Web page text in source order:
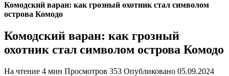
Комодский варан: как грозный охотник стал символом
острова Комодо
Комодский варан: как грозный
охотник стал символом острова Комодо
На чтение 4 мин Просмотров 353 Опубликовано 05.09.2024